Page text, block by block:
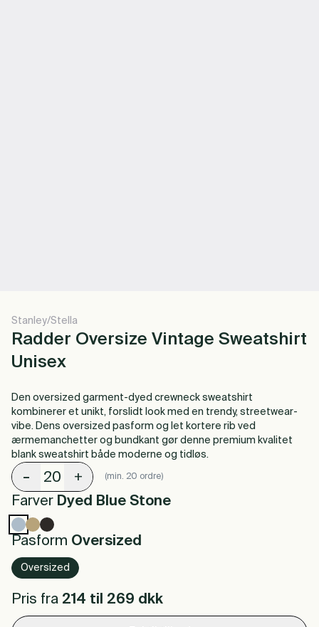
Stanley/Stella
Radder Oversize Vintage Sweatshirt
Unisex
Den oversized garment-dyed crewneck sweatshirt
kombinerer et unikt, forslidt look med en trendy, streetwear-
vibe. Dens oversized pasform og let kortere rib ved
ærmemanchetter og bundkant gør denne premium kvalitet
blank sweatshirt både moderne og tidløs.
- + (min. 20 ordre)
Farver Dyed Blue Stone
Pasform Oversized
Oversized
Pris fra 214 til 269 dkk